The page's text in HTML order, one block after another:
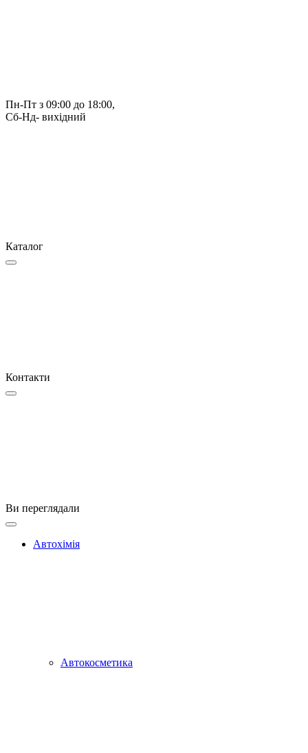
Пн-Пт з 09:00 до 18:00,
Сб-Нд- вихідний
Каталог
Контакти
Ви переглядали
Автохімія
Автокосметика